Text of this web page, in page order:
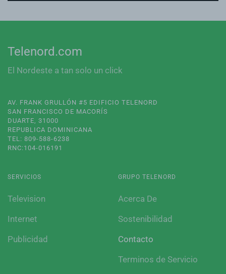
Telenord.com
El Nordeste a tan solo un click
AV. FRANK GRULLÓN #5 EDIFICIO TELENORD
SAN FRANCISCO DE MACORÍS
DUARTE, 31000
REPUBLICA DOMINICANA
TEL: 809-588-6238
RNC:104-016191
SERVICIOS
Television
Internet
Publicidad
GRUPO TELENORD
Acerca De
Sostenibilidad
Contacto
Terminos de Servicio